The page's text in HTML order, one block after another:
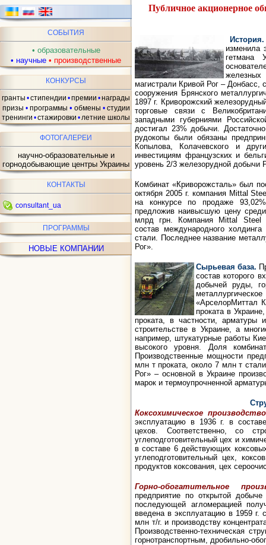
СОБЫТИЯ
• образовательные
• научные • производственные
КОНКУРСЫ
гранты •стипендии •премии •награды
призы • программы • обмены • студии
тренинги •стажировки •летние школы
ФОТОГАЛЕРЕИ
научно-образовательные и
горнодобывающие центры Украины
КОНТАКТЫ
consultant_ua
ПРОГРАММЫ
НОВЫЕ КОМПАНИИ
Публичное акционерное
изменила
гетмана
железных
магистрали Кривой Рог – Донбасс,
сооружения Брянского
1897 г. Криворожский
торговые связи с
западными губерниями
достигал 23% добычи.
рудокопы были обязаны
Копылова, Колачевского и
инвестициям французских и
уровень 2/3 железорудной добычи
Комбинат «Криворожсталь» был
октября 2005 г. компания Mittal
на конкурсе по продаже
предложив наивысшую цену
млрд грн. Компания Mittal Steel
состав международного
стали. Последнее название
Рог».
Сырьевая база.
состав которого
добычей руды,
«АрселорМиттал
проката в
проката, в частности, арматуры
строительстве в Украине, а
например, штукатурные работы
высокого уровня. Доля
Производственные мощности
млн т проката, около 7 млн т
Рог» – основной в Украине
марок и термоупрочненной
Коксохимическое производство
эксплуатацию в 1936 г. в составе
цехов. Соответственно, со
углеподготовительный цех и
в составе 6 действующих
углеподготовительный цех,
продуктов коксования, цех
Горно-обогатительное
предприятие по открытой
последующей агломерацией
введена в эксплуатацию в 1959
млн т/г. и производству
Производственно-техническая
горнотранспортным, дробильно-